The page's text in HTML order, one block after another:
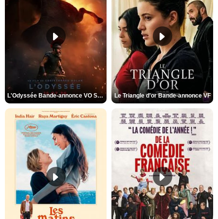
L'Odyssée Bande-annonce VO STFR Le Triangle d'or Bande-annonce VF